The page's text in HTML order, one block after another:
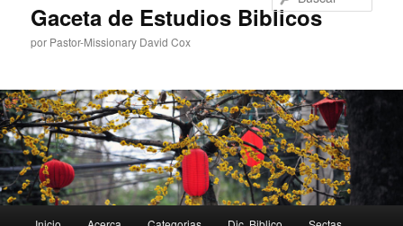
Gaceta de Estudios Biblicos
por Pastor-Missionary David Cox